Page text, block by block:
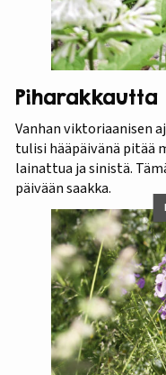
Piharakkautta
Vanhan viktoriaanisen
tulisi hääpäivänä pitää
lainattua ja sinistä.
päivään saakka.